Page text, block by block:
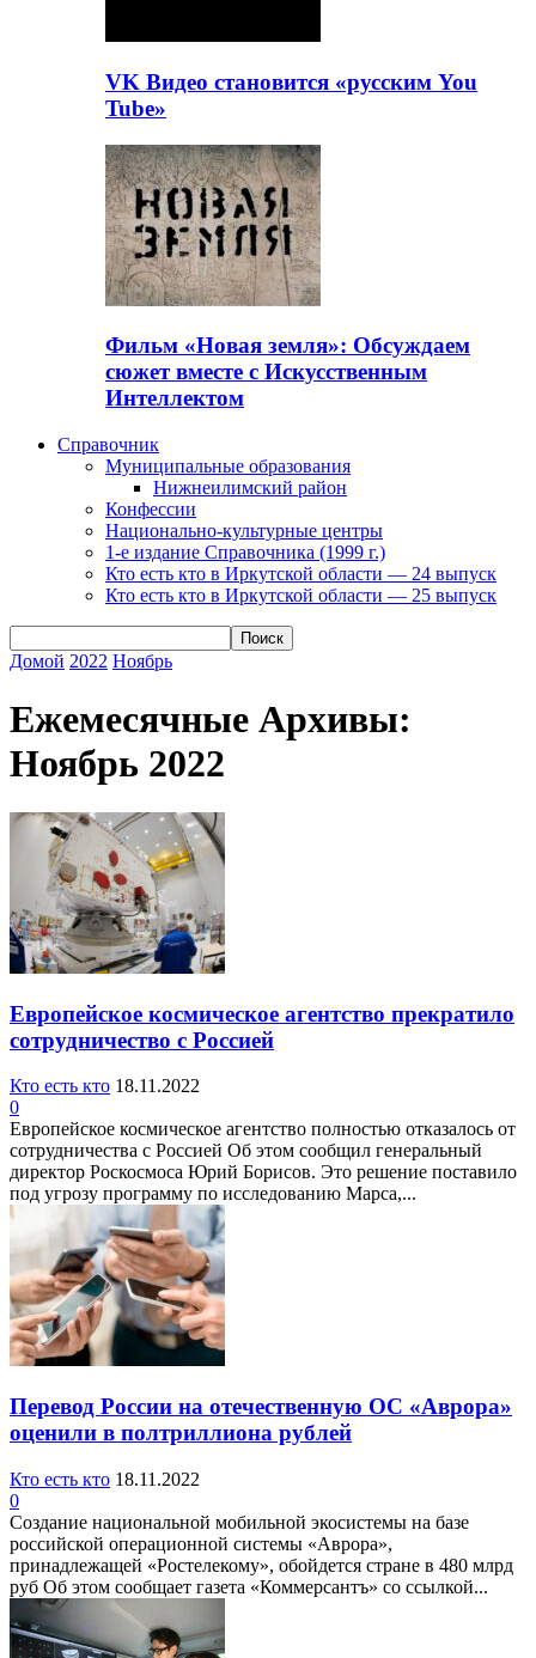
VK Видео становится «русским You
Tube»
Фильм «Новая земля»: Обсуждаем
сюжет вместе с Искусственным
Интеллектом
Справочник
Муниципальные образования
Нижнеилимский район
Конфессии
Национально-культурные центры
1-е издание Справочника (1999 г.)
Кто есть кто в Иркутской области — 24 выпуск
Кто есть кто в Иркутской области — 25 выпуск
Домой 2022 Ноябрь
Ежемесячные Архивы:
Ноябрь 2022
Европейское космическое агентство прекратило
сотрудничество с Россией
Кто есть кто 18.11.2022
0
Европейское космическое агентство полностью отказалось от
сотрудничества с Россией Об этом сообщил генеральный
директор Роскосмоса Юрий Борисов. Это решение поставило
под угрозу программу по исследованию Марса,...
Перевод России на отечественную ОС «Аврора»
оценили в полтриллиона рублей
Кто есть кто 18.11.2022
0
Создание национальной мобильной экосистемы на базе
российской операционной системы «Аврора»,
принадлежащей «Ростелекому», обойдется стране в 480 млрд
руб Об этом сообщает газета «Коммерсантъ» со ссылкой...